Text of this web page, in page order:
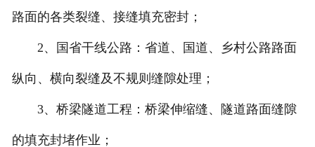
路面的各类裂缝、接缝填充密封；
2、国省干线公路：省道、国道、乡村公路路面
纵向、横向裂缝及不规则缝隙处理；
3、桥梁隧道工程：桥梁伸缩缝、隧道路面缝隙
的填充封堵作业；